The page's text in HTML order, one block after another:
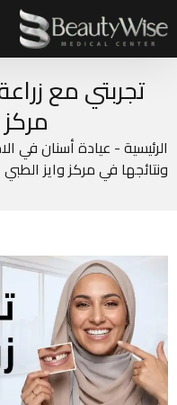
تجربتي مع
الرئيسية-عيادة أسنان في
ونتائجها في مركز وايز الطبي